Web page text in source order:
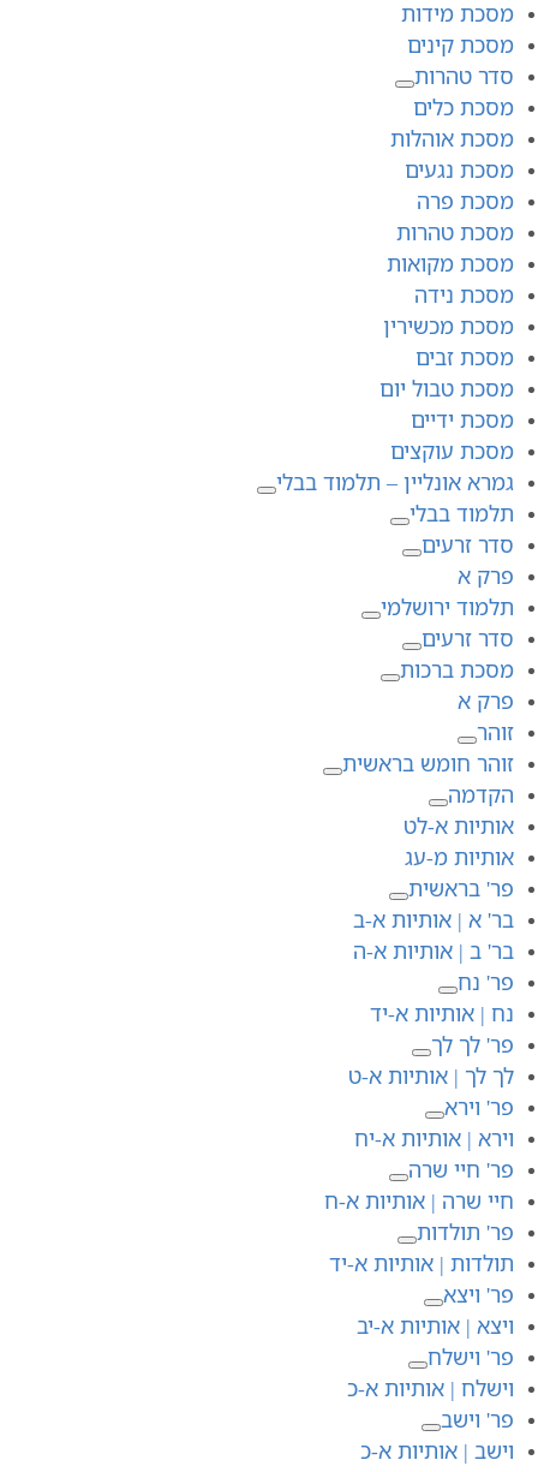
מסכת מידות
מסכת קינים
סדר טהרות
מסכת כלים
מסכת אוהלות
מסכת נגעים
מסכת פרה
מסכת טהרות
מסכת מקואות
מסכת נידה
מסכת מכשירין
מסכת זבים
מסכת טבול יום
מסכת ידיים
מסכת עוקצים
גמרא אונליין – תלמוד בבלי
תלמוד בבלי
סדר זרעים
פרק א
תלמוד ירושלמי
סדר זרעים
מסכת ברכות
פרק א
זוהר
זוהר חומש בראשית
הקדמה
אותיות א-לט
אותיות מ-עג
פר' בראשית
בר' א | אותיות א-ב
בר' ב | אותיות א-ה
פר' נח
נח | אותיות א-יד
פר' לך לך
לך לך | אותיות א-ט
פר' וירא
וירא | אותיות א-יח
פר' חיי שרה
חיי שרה | אותיות א-ח
פר' תולדות
תולדות | אותיות א-יד
פר' ויצא
ויצא | אותיות א-יב
פר' וישלח
וישלח | אותיות א-כ
פר' וישב
וישב | אותיות א-כ